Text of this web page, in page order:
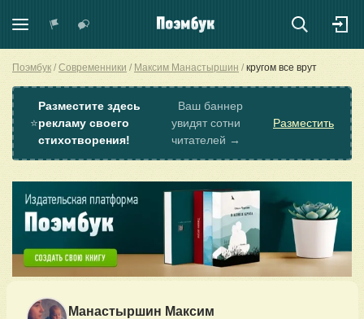
Поэмбук Современники Максим Манастыршин кругом все врут
⭐
Разместите здесь
рекламу своего
стихотворения!
Ваш баннер
увидят сотни
читателей →
Разместить
Манастыршин Максим